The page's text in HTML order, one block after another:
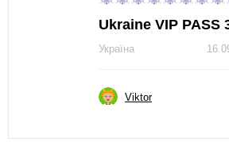
Ukraine VIP PASS
Україна
Viktor